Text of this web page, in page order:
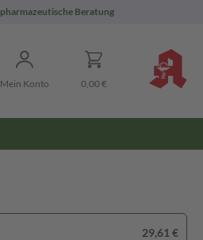
pharmazeutische Beratung
Mein Konto 0,00 €
29,61 €